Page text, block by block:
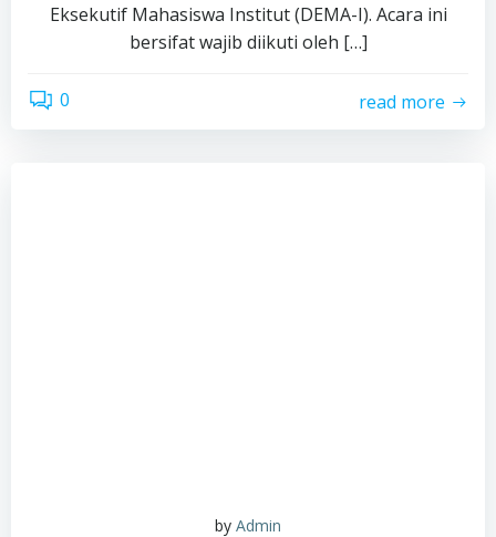
Eksekutif Mahasiswa Institut (DEMA-I). Acara ini
bersifat wajib diikuti oleh […]
0 read more
by Admin